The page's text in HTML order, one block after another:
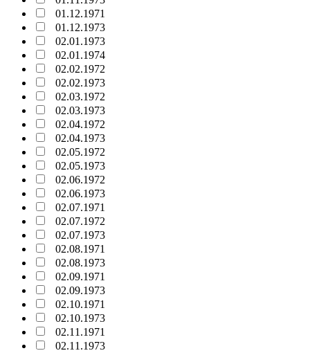
01.12.1971
01.12.1973
02.01.1973
02.01.1974
02.02.1972
02.02.1973
02.03.1972
02.03.1973
02.04.1972
02.04.1973
02.05.1972
02.05.1973
02.06.1972
02.06.1973
02.07.1971
02.07.1972
02.07.1973
02.08.1971
02.08.1973
02.09.1971
02.09.1973
02.10.1971
02.10.1973
02.11.1971
02.11.1973